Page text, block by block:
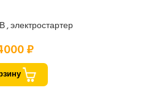
, электростартер
₽